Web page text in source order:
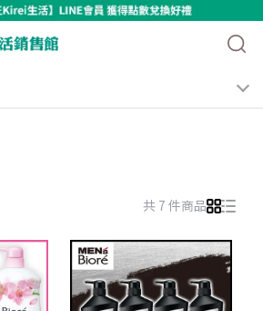
共 7 件商品